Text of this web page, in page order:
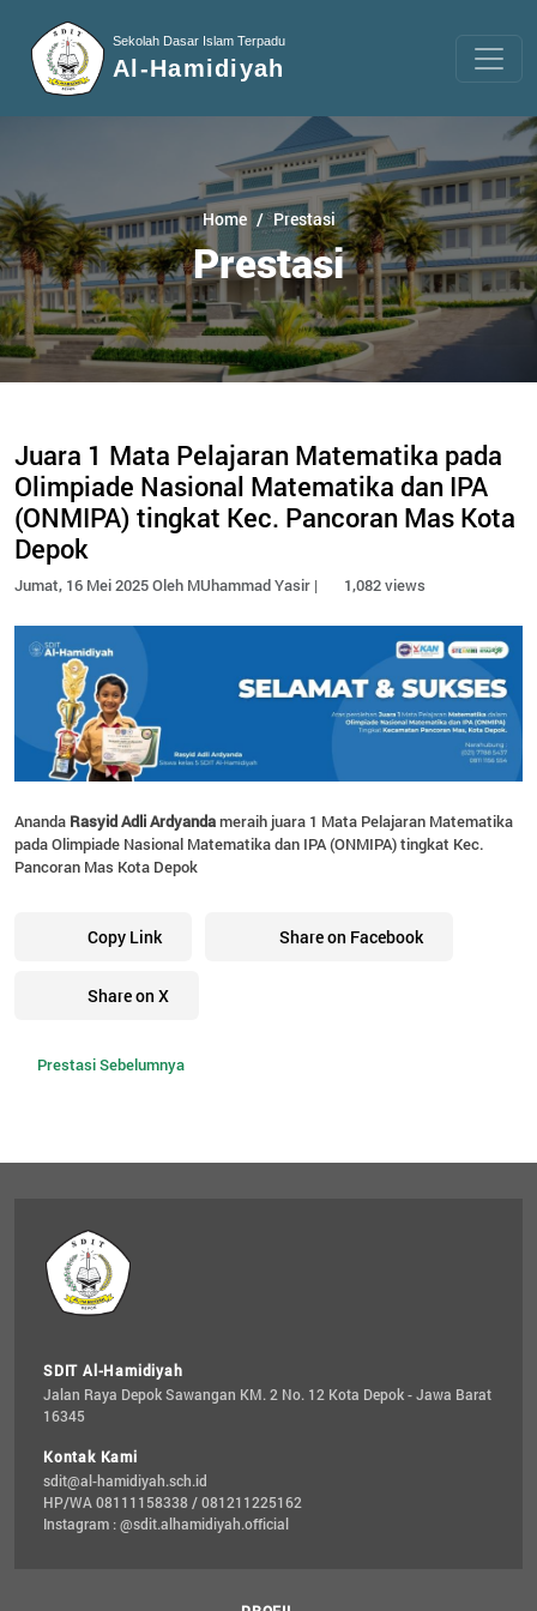
Sekolah Dasar Islam Terpadu
Al-Hamidiyah
Home Prestasi
Prestasi
Juara 1 Mata Pelajaran Matematika pada
Olimpiade Nasional Matematika dan IPA
(ONMIPA) tingkat Kec. Pancoran Mas Kota
Depok
Jumat, 16 Mei 2025 Oleh MUhammad Yasir | 1,082 views
Ananda Rasyid Adli Ardyandameraih juara 1 Mata Pelajaran Matematika
pada Olimpiade Nasional Matematika dan IPA (ONMIPA) tingkat Kec.
Pancoran Mas Kota Depok
Copy Link Share on Facebook
Share on X
Prestasi Sebelumnya
SDIT Al-Hamidiyah
Jalan Raya Depok Sawangan KM. 2 No. 12 Kota Depok - Jawa Barat
16345
Kontak Kami
sdit@al-hamidiyah.sch.id
HP/WA 08111158338 / 081211225162
Instagram : @sdit.alhamidiyah.official